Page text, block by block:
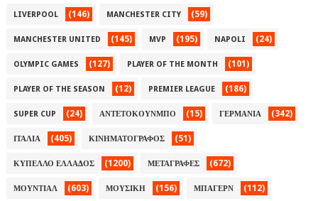
LIVERPOOL (146) MANCHESTER CITY (59)
MANCHESTER UNITED (145) MVP (195) NAPOLI (24)
OLYMPIC GAMES (127) PLAYER OF THE MONTH (101)
PLAYER OF THE SEASON (12) PREMIER LEAGUE (186)
SUPER CUP (24) ΑΝΤΕΤΟΚΟΥΝΜΠΟ (15) ΓΕΡΜΑΝΙΑ (342)
ΙΤΑΛΙΑ (405) ΚΙΝΗΜΑΤΟΓΡΑΦΟΣ (51)
ΚΥΠΕΛΛΟ ΕΛΛΑΔΟΣ (1200) ΜΕΤΑΓΡΑΦΕΣ (672)
ΜΟΥΝΤΙΑΛ (603) ΜΟΥΣΙΚΗ (156) ΜΠΑΓΕΡΝ (112)